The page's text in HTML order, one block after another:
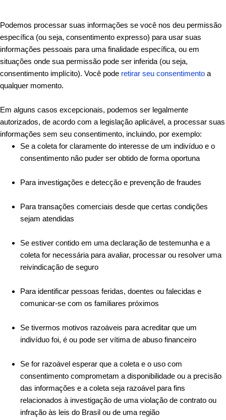
Podemos processar suas informações se você nos deu permissão
específica (ou seja, consentimento expresso) para usar suas
informações pessoais para uma finalidade específica, ou em
situações onde sua permissão pode ser inferida (ou seja,
consentimento implícito). Você pode retirar seu consentimento a
qualquer momento.
Em alguns casos excepcionais, podemos ser legalmente
autorizados, de acordo com a legislação aplicável, a processar suas
informações sem seu consentimento, incluindo, por exemplo:
Se a coleta for claramente do interesse de um indivíduo e o
consentimento não puder ser obtido de forma oportuna
Para investigações e detecção e prevenção de fraudes
Para transações comerciais desde que certas condições
sejam atendidas
Se estiver contido em uma declaração de testemunha e a
coleta for necessária para avaliar, processar ou resolver uma
reivindicação de seguro
Para identificar pessoas feridas, doentes ou falecidas e
comunicar-se com os familiares próximos
Se tivermos motivos razoáveis para acreditar que um
indivíduo foi, é ou pode ser vítima de abuso financeiro
Se for razoável esperar que a coleta e o uso com
consentimento comprometam a disponibilidade ou a precisão
das informações e a coleta seja razoável para fins
relacionados à investigação de uma violação de contrato ou
infração às leis do Brasil ou de uma região